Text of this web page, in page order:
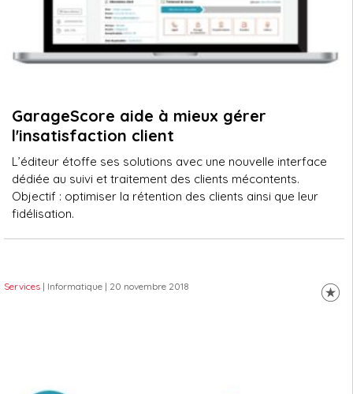
GarageScore aide à mieux gérer
l'insatisfaction client
L’éditeur étoffe ses solutions avec une nouvelle interface
dédiée au suivi et traitement des clients mécontents.
Objectif : optimiser la rétention des clients ainsi que leur
fidélisation.
Services | Informatique | 20 novembre 2018